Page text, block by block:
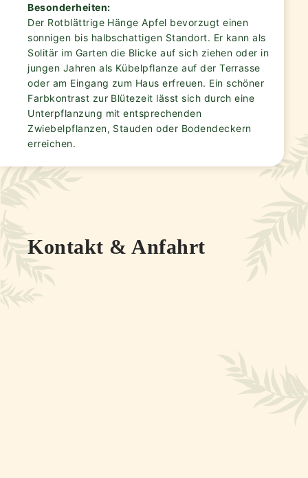
Besonderheiten:
Der Rotblättrige Hänge Apfel bevorzugt einen
sonnigen bis halbschattigen Standort. Er kann als
Solitär im Garten die Blicke auf sich ziehen oder in
jungen Jahren als Kübelpflanze auf der Terrasse
oder am Eingang zum Haus erfreuen. Ein schöner
Farbkontrast zur Blütezeit lässt sich durch eine
Unterpflanzung mit entsprechenden
Zwiebelpflanzen, Stauden oder Bodendeckern
erreichen.
Kontakt & Anfahrt